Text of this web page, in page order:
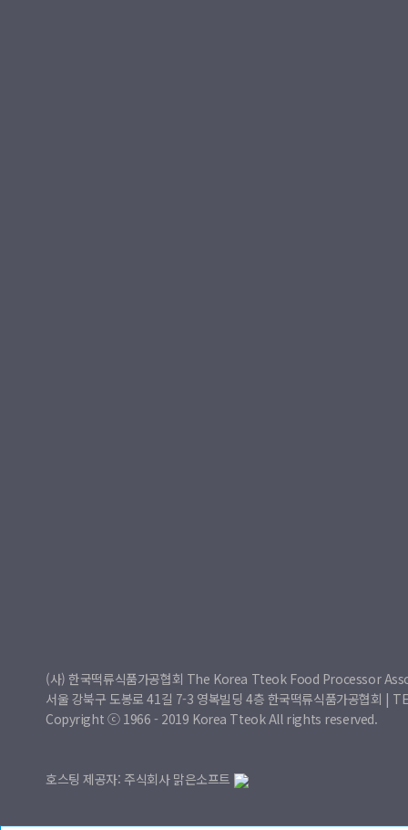
(사) 한국떡류식품가공협회 The Korea Tteok Food Processor
서울 강북구 도봉로 41길 7-3 영복빌딩 4층 한국떡류식품가공협회 |
Copyright ⓒ 1966 - 2019 Korea Tteok All rights reserved.
호스팅 제공자: 주식회사 맑은소프트